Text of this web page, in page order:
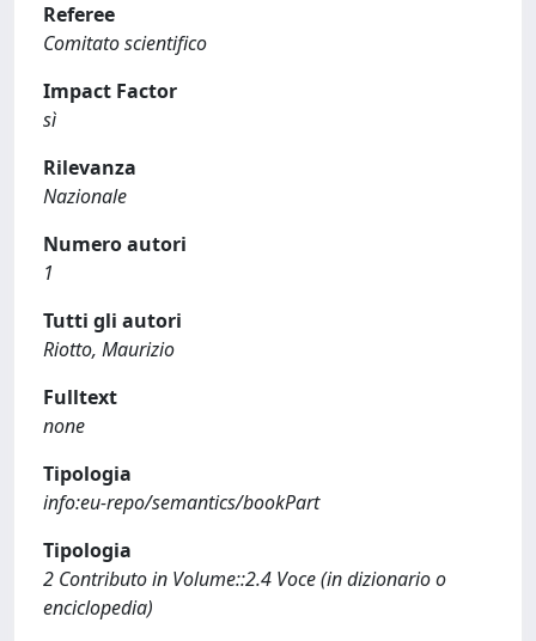
Referee
Comitato scientifico
Impact Factor
sì
Rilevanza
Nazionale
Numero autori
1
Tutti gli autori
Riotto, Maurizio
Fulltext
none
Tipologia
info:eu-repo/semantics/bookPart
Tipologia
2 Contributo in Volume::2.4 Voce (in dizionario o
enciclopedia)